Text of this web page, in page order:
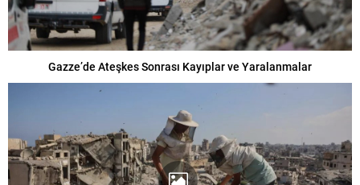
Gazze’de Ateşkes Sonrası Kayıplar ve Yaralanmalar